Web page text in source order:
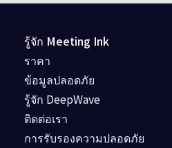
รู้จัก Meeting Ink
ราคา
ข้อมูลปลอดภัย
รู้จัก DeepWave
ติดต่อเรา
การรับรองความปลอดภัย